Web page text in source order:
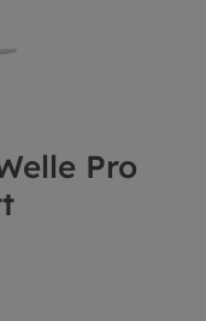
Pro